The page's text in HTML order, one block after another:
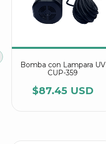
Bomba con Lampara UV
CUP-359
$87.45 USD